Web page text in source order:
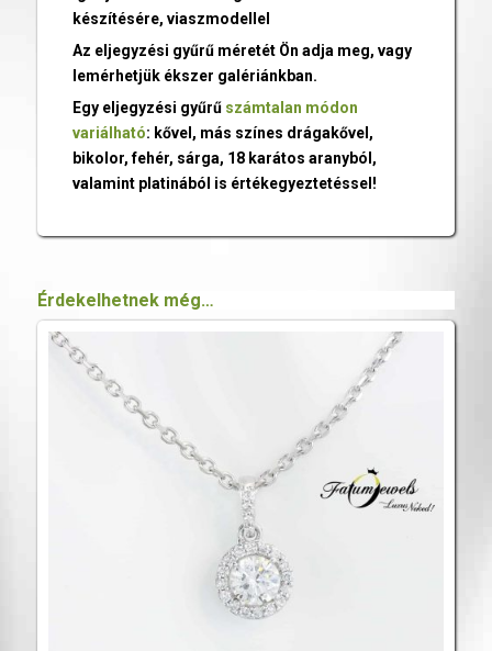
készítésére, viaszmodellel
Az eljegyzési gyűrű méretét Ön adja meg, vagy
lemérhetjük ékszer galériánkban.
Egy eljegyzési gyűrű számtalan módon
variálható: kővel, más színes drágakővel,
bikolor, fehér, sárga, 18 karátos aranyból,
valamint platinából is értékegyeztetéssel!
Érdekelhetnek még…